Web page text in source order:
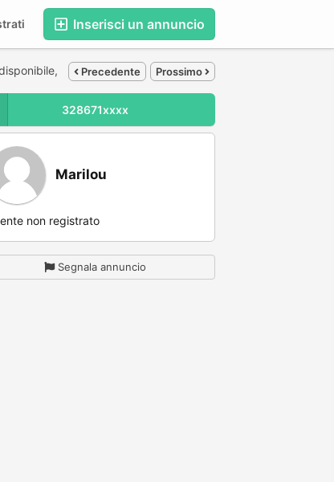
Inserisci un annuncio
Precedente Prossimo
328671xxxx
Marilou
non registrato
Segnala annuncio